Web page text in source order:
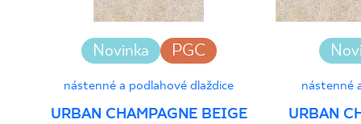
Novinka PGC
nástenné a podlahové dlaždice
URBAN CHAMPAGNE BEIGE
nástenné
URBAN